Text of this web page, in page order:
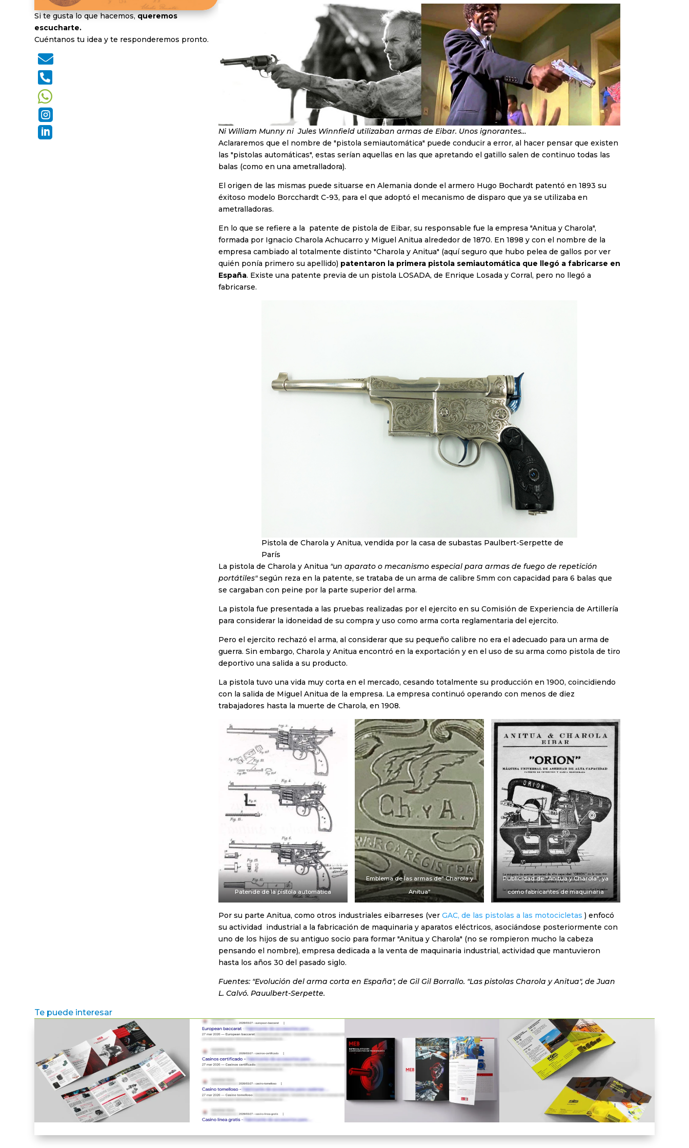
Si te gusta lo que hacemos,queremos
escucharte.
Cuéntanos tu idea y te responderemos pronto.





Ni William Munny ni Jules Winnfield utilizaban armas de Eibar. Unos ignorantes…
Aclararemos que el nombre de "pistola semiautomática" puede conducir a error, al hacer pensar que existen
las "pistolas automáticas", estas serían aquellas en las que apretando el gatillo salen de continuo todas las
balas (como en una ametralladora).
El origen de las mismas puede situarse en Alemania donde el armero Hugo Bochardt patentó en 1893 su
éxitoso modelo Borcchardt C-93, para el que adoptó el mecanismo de disparo que ya se utilizaba en
ametralladoras.
En lo que se refiere a la patente de pistola de Eibar, su responsable fue la empresa "Anitua y Charola",
formada por Ignacio Charola Achucarro y Miguel Anitua alrededor de 1870. En 1898 y con el nombre de la
empresa cambiado al totalmente distinto "Charola y Anitua" (aquí seguro que hubo pelea de gallos por ver
quién ponía primero su apellido) patentaron la primera pistola semiautomática que llegó a fabricarse en
España. Existe una patente previa de un pistola LOSADA, de Enrique Losada y Corral, pero no llegó a
fabricarse.
Pistola de Charola y Anitua, vendida por la casa de subastas Paulbert-Serpette de
París
La pistola de Charola y Anitua "un aparato o mecanismo especial para armas de fuego de repetición
portátiles"según reza en la patente, se trataba de un arma de calibre 5mm con capacidad para 6 balas que
se cargaban con peine por la parte superior del arma.
La pistola fue presentada a las pruebas realizadas por el ejercito en su Comisión de Experiencia de Artillería
para considerar la idoneidad de su compra y uso como arma corta reglamentaria del ejercito.
Pero el ejercito rechazó el arma, al considerar que su pequeño calibre no era el adecuado para un arma de
guerra. Sin embargo, Charola y Anitua encontró en la exportación y en el uso de su arma como pistola de tiro
deportivo una salida a su producto.
La pistola tuvo una vida muy corta en el mercado, cesando totalmente su producción en 1900, coincidiendo
con la salida de Miguel Anitua de la empresa. La empresa continuó operando con menos de diez
trabajadores hasta la muerte de Charola, en 1908.
Patende de la pistola automática
Emblema de las armas de" Charola y
Anitua"
Publicidad de "Anitua y Charola", ya
como fabricantes de maquinaria
Por su parte Anitua, como otros industriales eibarreses (verGAC, de las pistolas a las motocicletas ) enfocó
su actividad industrial a la fabricación de maquinaria y aparatos eléctricos, asociándose posteriormente con
uno de los hijos de su antiguo socio para formar "Anitua y Charola" (no se rompieron mucho la cabeza
pensando el nombre), empresa dedicada a la venta de maquinaria industrial, actividad que mantuvieron
hasta los años 30 del pasado siglo.
Fuentes: "Evolución del arma corta en España", de Gil Gil Borrallo. "Las pistolas Charola y Anitua", de Juan
L. Calvó. Pauulbert-Serpette.
Te puede interesar